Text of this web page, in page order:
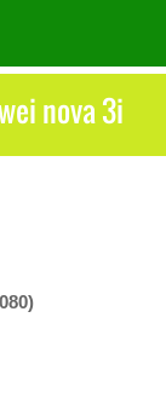
nova 3i